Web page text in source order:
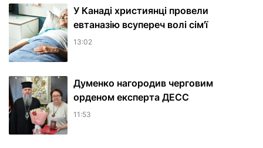
У Канаді християнці провели
евтаназію всупереч волі сім'ї
13:02
Думенко нагородив черговим
орденом експерта ДЕСС
11:53